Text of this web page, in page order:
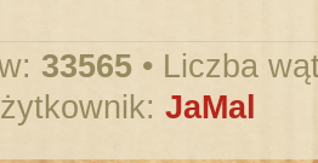
33565 • Liczba
JaMal